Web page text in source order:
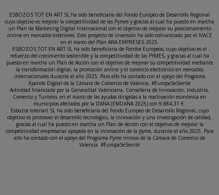
ESBOZOS TOT EN ART SL ha sido beneficiaria del Fondo Europeo de Desarrollo Regional
cuyo objetivo es mejorar la competitividad de las Pymes y gracias al cual ha puesto en marcha
un Plan de Marketing Digital Internacional con el objetivo de mejorar su posicionamiento
online en mercados exteriores. Este proyecto de inversión ha sido cofinanciado por el IVACE
en el marco del Plan ARA EMPRESES 2025.
ESBOZOS TOT EN ART SL ha sido beneficiaria de Fondos Europeos, cuyo objetivo es el
refuerzo del crecimiento sostenible y la competitividad de las PYMES, y gracias al cual ha
puesto en marcha un Plan de Acción con el objetivo de mejorar su competitividad mediante
la transformación digital, la promoción online y el comercio electrónico en mercados
internacionales durante el año 2025. Para ello ha contado con el apoyo del Programa
Xpande Digital de la Cámara de Comercio de Valencia. #EuropaSeSiente
Actividad financiada por la Generalitat Valenciana, Conselleria de Innovación, Industria,
Comercio y Turismo, en el marco de las ayudas dirigidas a la reactivación económica en
municipios afectados por la DANA (EMDANA 2025) con 9.884,31 €.
Esbozos totenart SL ha sido beneficiaria del Fondo Europeo de Desarrollo Regional, cuyo
objetivo es promover el desarrollo tecnológico, la innovación y una investigación de calidad,
gracias al cual ha puesto en marcha un Plan de Acción con el objetivo de mejorar la
competitividad empresarial apoyada en la innovación de la pyme, durante el año 2025. Para
ello ha contado con el apoyo del Programa Pyme Innova de la Cámara de Comercio de
Valencia. #EuropaSeSiente